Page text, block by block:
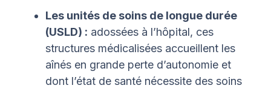
Les unités de soins de longue durée
(USLD) : adossées à l’hôpital, ces
structures médicalisées accueillent les
aînés en grande perte d’autonomie et
dont l’état de santé nécessite des soins